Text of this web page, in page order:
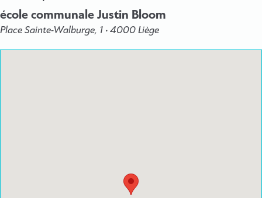
école communale Justin Bloom
Place Sainte-Walburge, 1 • 4000 Liège